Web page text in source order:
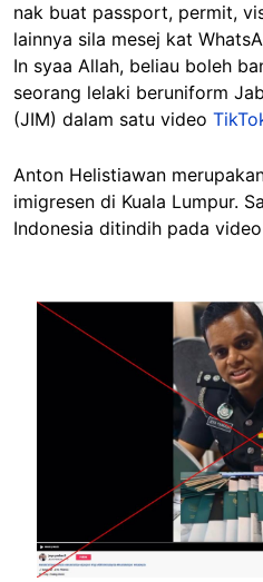
nak buat passport, permit,
lainnya sila mesej kat
In syaa Allah, beliau boleh
seorang lelaki beruniform
(JIM) dalam satu video
Anton Helistiawan
imigresen di Kuala Lumpur.
Indonesia ditindih pada
Image